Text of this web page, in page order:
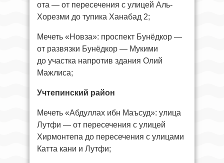
ота — от пересечения с улицей Аль-
Хорезми до тупика Ханабад 2;
Мечеть «Новза»: проспект Бунёдкор —
от развязки Бунёдкор — Мукими
до участка напротив здания Олий
Мажлиса;
Учтепинский район
Мечеть «Абдуллах ибн Маъсуд»: улица
Лутфи — от пересечения с улицей
Хирмонтепа до пересечения с улицами
Катта кани и Лутфи;